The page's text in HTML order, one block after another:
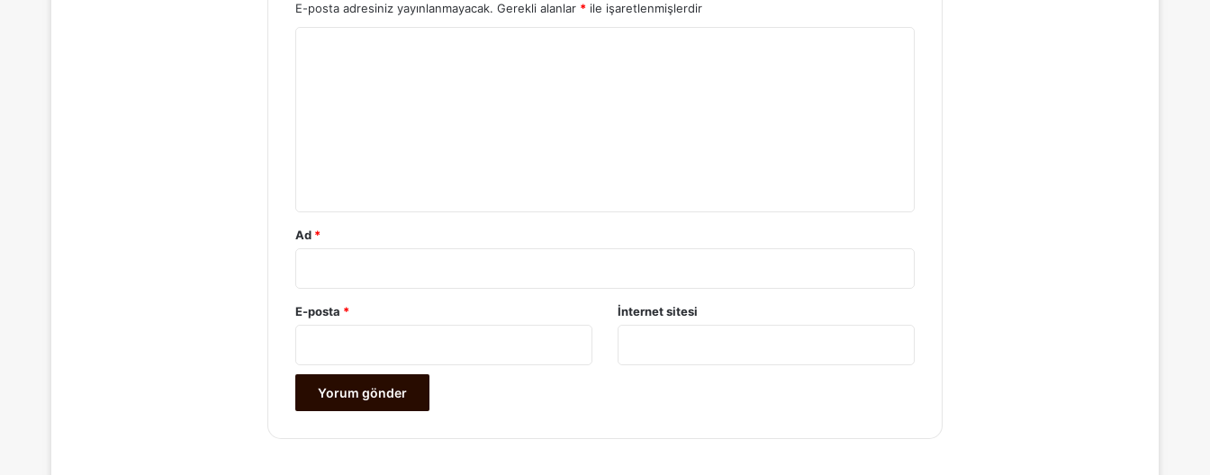
E-posta adresiniz yayınlanmayacak. Gerekli alanlar * ile işaretlenmişlerdir
Ad *
E-posta * İnternet sitesi